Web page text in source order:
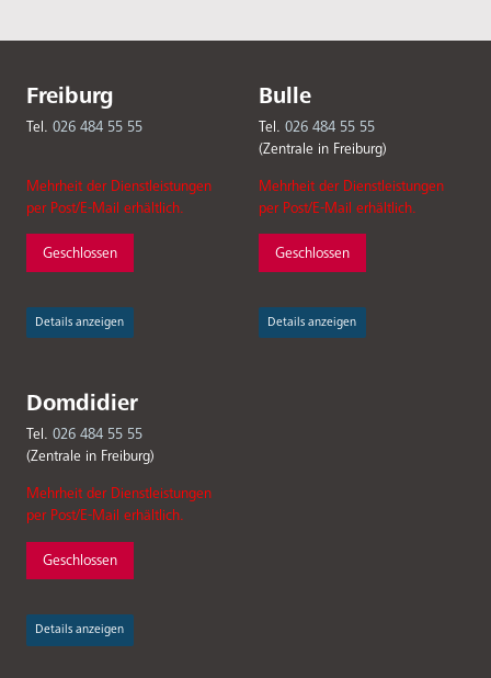
Freiburg
Tel. 026 484 55 55
Mehrheit der Dienstleistungen
per Post/E-Mail erhältlich.
Geschlossen
Details anzeigen
Bulle
Tel. 026 484 55 55
(Zentrale in Freiburg)
Mehrheit der Dienstleistungen
per Post/E-Mail erhältlich.
Geschlossen
Details anzeigen
Domdidier
Tel. 026 484 55 55
(Zentrale in Freiburg)
Mehrheit der Dienstleistungen
per Post/E-Mail erhältlich.
Geschlossen
Details anzeigen